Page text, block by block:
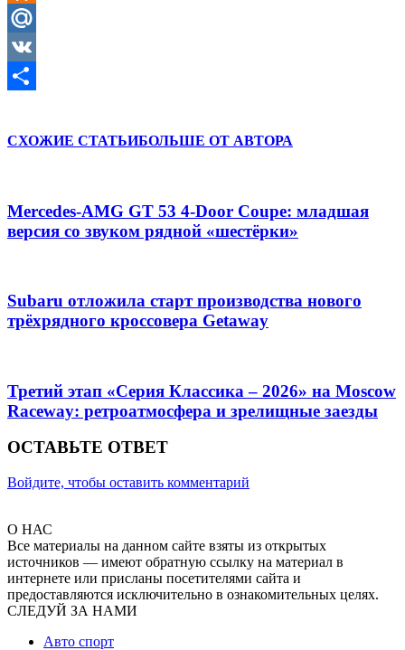
Odnoklassniki
Mail.Ru
VK
СХОЖИЕ СТАТЬИБОЛЬШЕ ОТ АВТОРА
Mercedes-AMG GT 53 4-Door Coupe: младшая
версия со звуком рядной «шестёрки»
Subaru отложила старт производства нового
трёхрядного кроссовера Getaway
Третий этап «Серия Классика – 2026» на Moscow
Raceway: ретроатмосфера и зрелищные заезды
ОСТАВЬТЕ ОТВЕТ
Войдите, чтобы оставить комментарий
О НАС
Все материалы на данном сайте взяты из открытых
источников — имеют обратную ссылку на материал в
интернете или присланы посетителями сайта и
предоставляются исключительно в ознакомительных целях.
СЛЕДУЙ ЗА НАМИ
Авто спорт